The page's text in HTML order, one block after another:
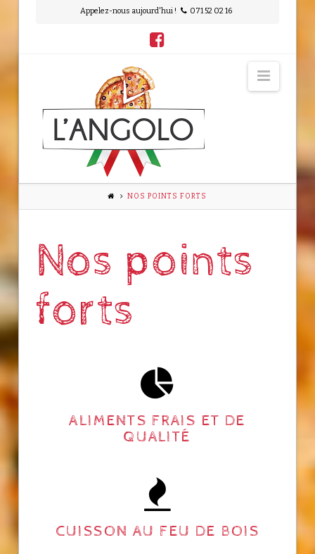
Appelez-nous aujourd'hui ! 071 52 02 16
L'Angolo
NOS POINTS FORTS
Nos points
forts
ALIMENTS FRAIS ET DE
QUALITÉ
CUISSON AU FEU DE BOIS